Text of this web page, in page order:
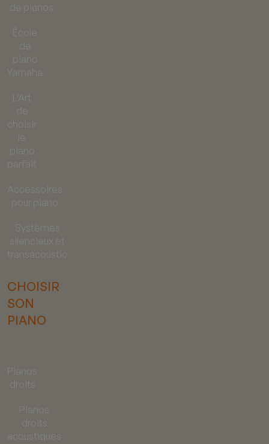
de pianos
École
de
piano
Yamaha
L’Art
de
choisir
le
piano
parfait
Accessoires
pour piano
Systèmes
silencieux et
transacoustic
CHOISIR
SON
PIANO
Pianos
droits
Pianos
droits
acoustiques